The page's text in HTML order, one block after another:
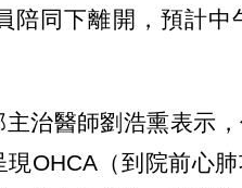
陪同下離開，預計中
治醫師劉浩熏表示
OHCA（到院前心